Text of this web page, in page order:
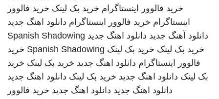
خرید فالوور اینستاگرام خرید بک لینک خرید فالوور
اینستاگرام خرید فالوور اینستاگرام دانلود اهنگ جدید
دانلود آهنگ جدید دانلود اهنگ جدید Spanish Shadowing
خرید بک لینک خرید بک لینک Spanish Shadowing خرید
فالوور اینستاگرام دانلود اهنگ جدید خرید بک لینک خرید
بک لینک دانلود اهنگ جدید خرید بک لینک دانلود اهنگ جدید
دانلود اهنگ جدید دانلود اهنگ جدید خرید فالوور